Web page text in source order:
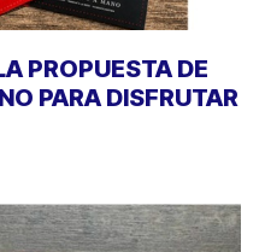
PROPUESTA DE
PARA DISFRUTAR